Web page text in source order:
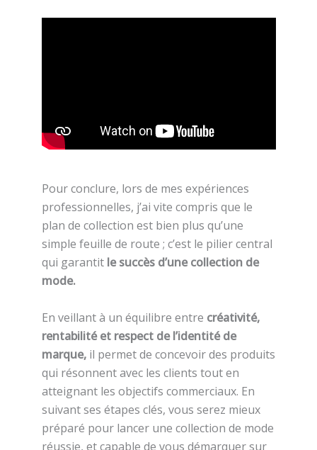
Pour conclure, lors de mes expériences
professionnelles, j’ai vite compris que le
plan de collection est bien plus qu’une
simple feuille de route ; c’est le pilier central
qui garantit le succès d’une collection de
mode.
En veillant à un équilibre entre créativité,
rentabilité et respect de l’identité de
marque,il permet de concevoir des produits
qui résonnent avec les clients tout en
atteignant les objectifs commerciaux. En
suivant ses étapes clés, vous serez mieux
préparé pour lancer une collection de mode
réussie, et capable de vous démarquer sur